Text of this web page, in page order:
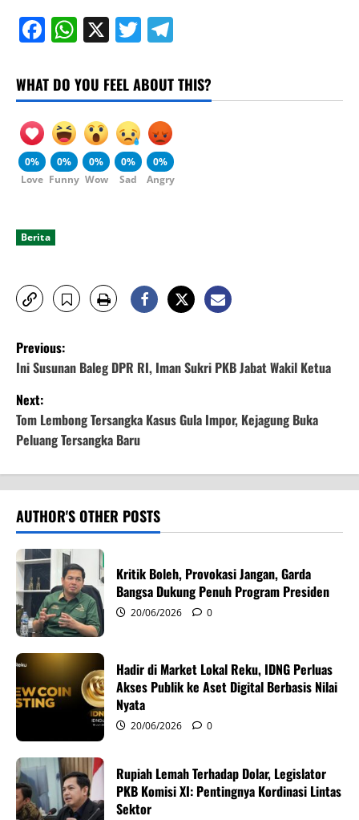
Facebook
WhatsApp
X Twitter
WHAT DO YOU FEEL ABOUT THIS?
0%
Love
0%
Funny
0%
Wow
0%
Sad
0%
Angry
Berita
P
o
s
t
n
a
v
i
g
a
t
i
o
n
Previous:
Ini Susunan Baleg DPR RI, Iman Sukri PKB Jabat Wakil Ketua
Next:
Tom Lembong Tersangka Kasus Gula Impor, Kejagung Buka
Peluang Tersangka Baru
AUTHOR'S OTHER POSTS
Kritik Boleh, Provokasi Jangan, Garda
Bangsa Dukung Penuh Program Presiden
20/06/2026 0
Hadir di Market Lokal Reku, IDNG Perluas
Akses Publik ke Aset Digital Berbasis Nilai
Nyata
20/06/2026 0
Rupiah Lemah Terhadap Dolar, Legislator
PKB Komisi XI: Pentingnya Kordinasi Lintas
Sektor